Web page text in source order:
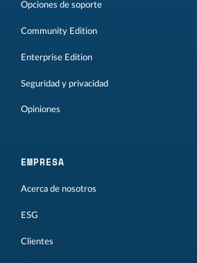
Opciones de soporte
Community Edition
Enterprise Edition
Seguridad y privacidad
Opiniones
EMPRESA
Acerca de nosotros
ESG
Clientes